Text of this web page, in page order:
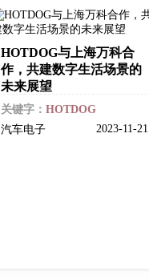
HOTDOG与上海万科合
作，共建数字生活场景的
未来展望
关键字： HOTDOG
汽车电子
2023-11-21